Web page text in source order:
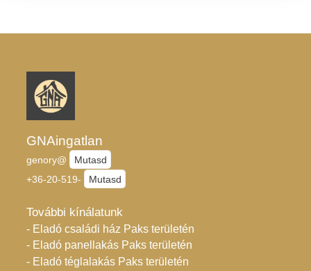
GNAingatlan
genory@
Mutasd
+36-20-519-
Mutasd
További kínálatunk
- Eladó családi ház Paks területén
- Eladó panellakás Paks területén
- Eladó téglalakás Paks területén